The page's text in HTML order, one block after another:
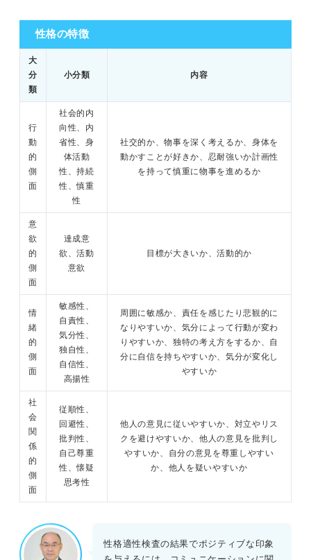
大
分
類
小分類 内容
行
動
的
側
面
社会的内
向性、内
省性、身
体活動
性、持続
性、慎重
性
社交的か、物事を深く考えるか、身体を
動かすことが好きか、忍耐強いか計画性
を持って慎重に物事を進めるか
意
欲
的
側
面
達成意
欲、活動
意欲
目標が大きいか、活動的か
情
緒
的
側
面
敏感性、
自責性、
気分性、
独自性、
自信性、
高揚性
周囲に敏感か、責任を感じたり悲観的に
なりやすいか、気分によって行動が変わ
りやすいか、独特の考え方をするか、自
分に自信を持ちやすいか、気分が変化し
やすいか
社
会
関
係
的
側
面
従順性、
回避性、
批判性、
自己尊重
性、懐疑
思考性
他人の意見に従いやすいか、対立やリス
クを避けやすいか、他人の意見を批判し
やすいか、自分の意見を尊重しやすい
か、他人を疑いやすいか
性格の特徴
性格適性検査の結果でポジティブな印象